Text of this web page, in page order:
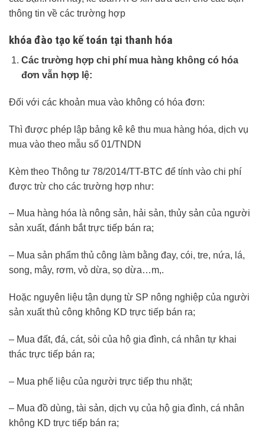
khóa đào tạo kế toán tại thanh hóa
Các trường hợp chi phí mua hàng không có hóa
đơn vẫn hợp lệ:
Đối với các khoản mua vào không có hóa đơn:
Thì được phép lập bảng kê kê thu mua hàng hóa, dịch vụ
mua vào theo mẫu số 01/TNDN
Kèm theo Thông tư 78/2014/TT-BTC để tính vào chi phí
được trừ cho các trường hợp như:
– Mua hàng hóa là nông sản, hải sản, thủy sản của người
sản xuất, đánh bắt trực tiếp bán ra;
– Mua sản phẩm thủ công làm bằng đay, cói, tre, nứa, lá,
song, mây, rơm, vỏ dừa, sọ dừa…m,.
Hoặc nguyên liệu tận dụng từ SP nông nghiệp của người
sản xuất thủ công không KD trực tiếp bán ra;
– Mua đất, đá, cát, sỏi của hộ gia đình, cá nhân tự khai
thác trực tiếp bán ra;
– Mua phế liệu của người trực tiếp thu nhặt;
– Mua đồ dùng, tài sản, dịch vụ của hộ gia đình, cá nhân
không KD trực tiếp bán ra;